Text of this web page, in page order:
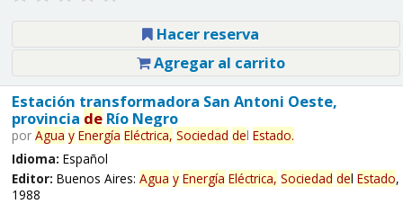
Hacer reserva
Agregar al carrito
Estación transformadora San Antoni Oeste,
provincia deRío Negro
por Agua y Energía Eléctrica, Sociedad del Estado.
Idioma: Español
Editor: Buenos Aires: Agua y Energía Eléctrica, Sociedad del Estado,
1988